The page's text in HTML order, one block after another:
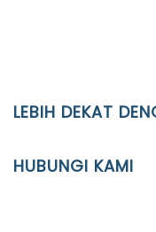
LEBIH DEKAT
HUBUNGI KAMI